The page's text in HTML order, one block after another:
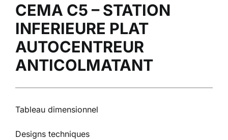
CEMA C5 – STATION
INFERIEURE PLAT
AUTOCENTREUR
ANTICOLMATANT
Tableau dimensionnel
Designs techniques